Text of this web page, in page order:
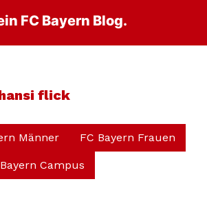
FC Bayern Blog.
flick
Männer FC Bayern Frauen
Campus